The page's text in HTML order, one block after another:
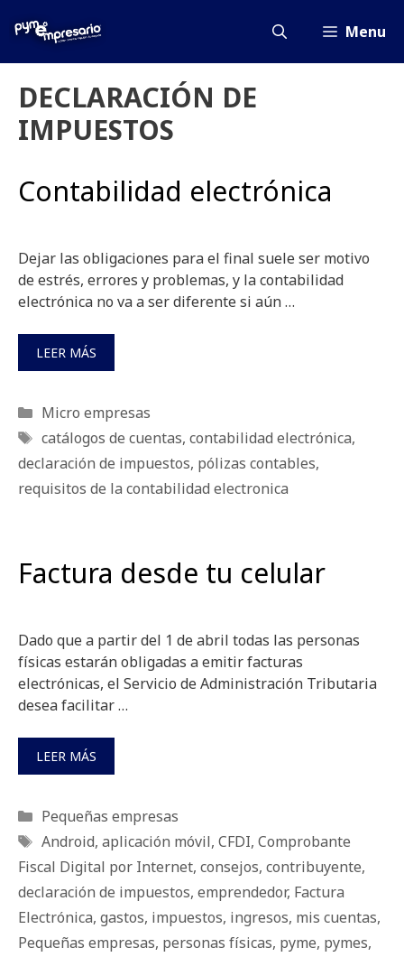
Menu
DECLARACIÓN DE
IMPUESTOS
Contabilidad electrónica
Dejar las obligaciones para el final suele ser motivo
de estrés, errores y problemas, y la contabilidad
electrónica no va a ser diferente si aún …
LEER MÁS
Categorías
Micro empresas
Etiquetas
catálogos de cuentas, contabilidad electrónica,
declaración de impuestos, pólizas contables,
requisitos de la contabilidad electronica
Factura desde tu celular
Dado que a partir del 1 de abril todas las personas
físicas estarán obligadas a emitir facturas
electrónicas, el Servicio de Administración Tributaria
desea facilitar …
LEER MÁS
Categorías
Pequeñas empresas
Etiquetas
Android, aplicación móvil, CFDI, Comprobante
Fiscal Digital por Internet, consejos, contribuyente,
declaración de impuestos, emprendedor, Factura
Electrónica, gastos, impuestos, ingresos, mis cuentas,
Pequeñas empresas, personas físicas, pyme, pymes,